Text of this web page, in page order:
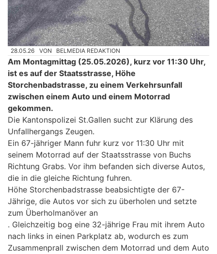
28.05.26 VON BELMEDIA REDAKTION
Am Montagmittag (25.05.2026), kurz vor 11:30 Uhr,
ist es auf der Staatsstrasse, Höhe
Storchenbadstrasse, zu einem Verkehrsunfall
zwischen einem Auto und einem Motorrad
gekommen.
Die Kantonspolizei St.Gallen sucht zur Klärung des
Unfallhergangs Zeugen.
Ein 67-jähriger Mann fuhr kurz vor 11:30 Uhr mit
seinem Motorrad auf der Staatsstrasse von Buchs
Richtung Grabs. Vor ihm befanden sich diverse Autos,
die in die gleiche Richtung fuhren.
Höhe Storchenbadstrasse beabsichtigte der 67-
Jährige, die Autos vor sich zu überholen und setzte
zum Überholmanöver an
. Gleichzeitig bog eine 32-jährige Frau mit ihrem Auto
nach links in einen Parkplatz ab, wodurch es zum
Zusammenprall zwischen dem Motorrad und dem Auto